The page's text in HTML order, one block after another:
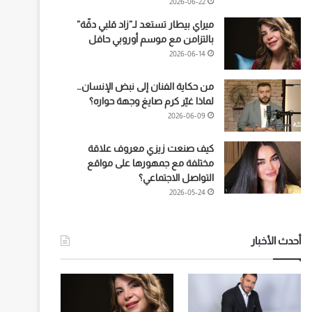
ميراي بيطار تستعد لـ”زاد قلبي دقّة”
بالتزامن مع موسم أوروبي حافل
2026-06-14
من حكاية الفنان إلى نبض الإنسان…
لماذا غيّر كرم صايغ وجهة حواره؟
2026-06-09
كيف صنعت زيزي معروف علاقة
مختلفة مع جمهورها على مواقع
التواصل الاجتماعي؟
2026-05-24
أحدث الأخبار